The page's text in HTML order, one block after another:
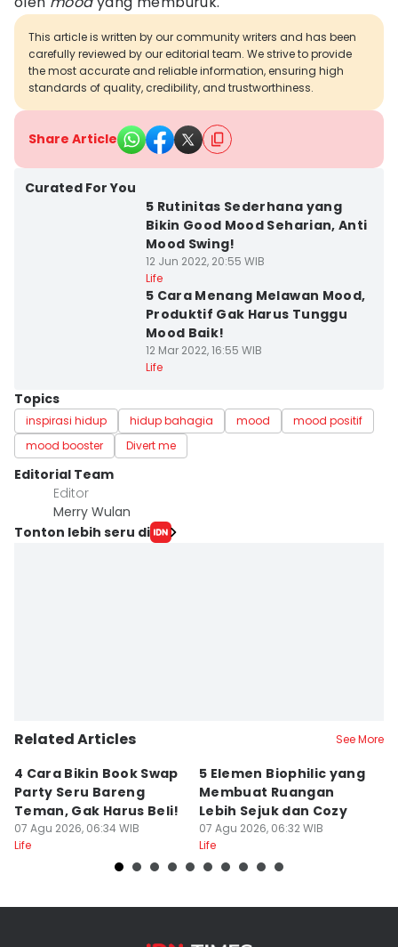
This article is written by our community writers and has been
carefully reviewed by our editorial team. We strive to provide
the most accurate and reliable information, ensuring high
standards of quality, credibility, and trustworthiness.
Share Article
Curated For You
5 Rutinitas Sederhana yang
Bikin Good Mood Seharian, Anti
Mood Swing!
12 Jun 2022, 20:55 WIB
Life
5 Cara Menang Melawan Mood,
Produktif Gak Harus Tunggu
Mood Baik!
12 Mar 2022, 16:55 WIB
Life
Topics
inspirasi hidup hidup bahagia mood
mood positif
mood booster
Divert me
Editorial Team
Editor
Merry Wulan
Tonton lebih seru di
Related Articles See More
4 Cara Bikin Book Swap
Party Seru Bareng
Teman, Gak Harus Beli!
07 Agu 2026, 06:34 WIB
Life
5 Elemen Biophilic yang
Membuat Ruangan
Lebih Sejuk dan Cozy
07 Agu 2026, 06:32 WIB
Life